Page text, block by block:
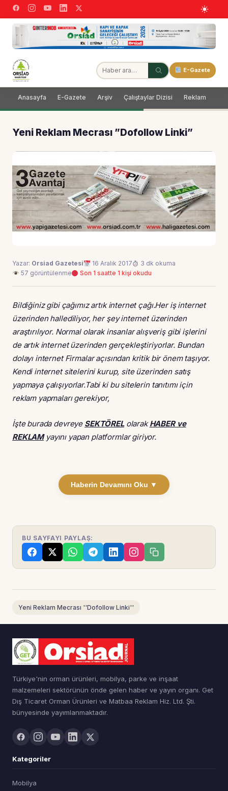
E-Gazete
Anasayfa E-Gazete Arşiv Çalıştaylar Dizisi Reklam
Yeni Reklam Mecrası ”Dofollow Linki”
Yazar: Orsiad Gazetesi 16 Aralık 2017
3 dk okuma
57 görüntülenme
Son 1 saatte 1 kişi okudu
Bildiğiniz gibi çağımız artık internet çağı.Her iş internet
üzerinden hallediliyor, her şey internet üzerinden
araştırılıyor. Normal olarak insanlar alışveriş gibi işlerini
de artık internet üzerinden gerçekleştiriyorlar. Bundan
dolayı internet Firmalar açısından kritik bir önem taşıyor.
Kendi internet sitelerini kurup, site üzerinden satış
yapmaya çalışıyorlar.Tabi ki bu sitelerin tanıtımı için
reklam yapmaları gerekiyor,
İşte burada devreye SEKTÖREL olarakHABER ve
REKLAMyayını yapan platformlar giriyor.
Haberin Devamını Oku ▼
BU SAYFAYI PAYLAŞ:
Yeni Reklam Mecrası ''Dofollow Linki''
Türkiye'nin orman ürünleri, mobilya, parke ve inşaat
malzemeleri sektörünün önde gelen haber ve yayın organı. Get
Dış Ticaret Orman Ürünleri ve Matbaa Reklam Hiz. Ltd. Şti.
bünyesinde yayımlanmaktadır.
Kategoriler
Mobilya